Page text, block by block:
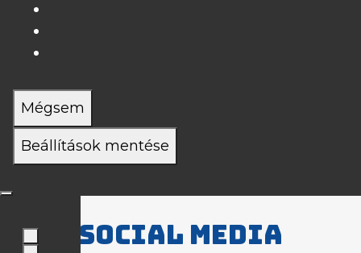
Mégsem
Beállítások mentése
Social media